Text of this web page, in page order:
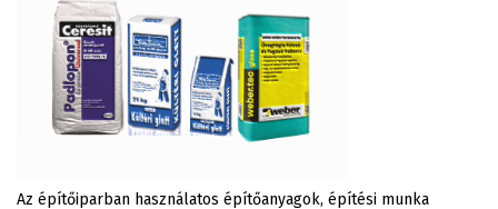
Az építőiparban használatos építőanyagok, építési munka